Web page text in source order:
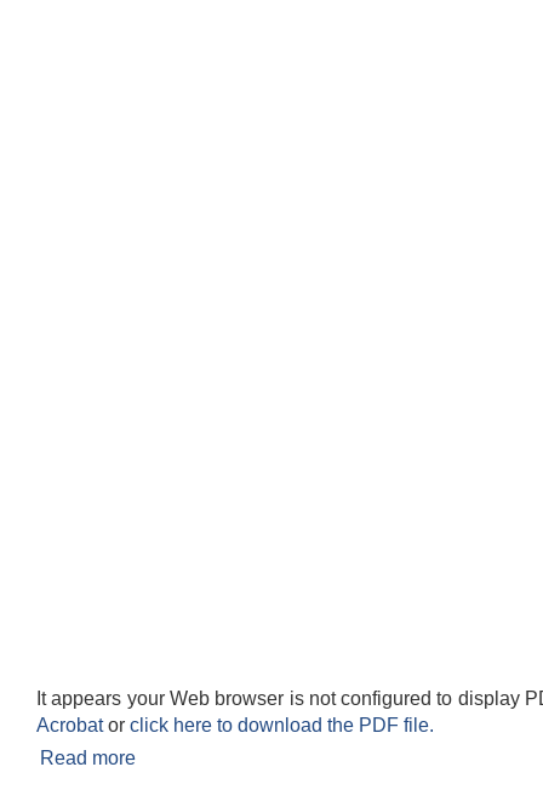
It appears your Web browser is not configured to display
Acrobator click here to download the PDF file.
Read more